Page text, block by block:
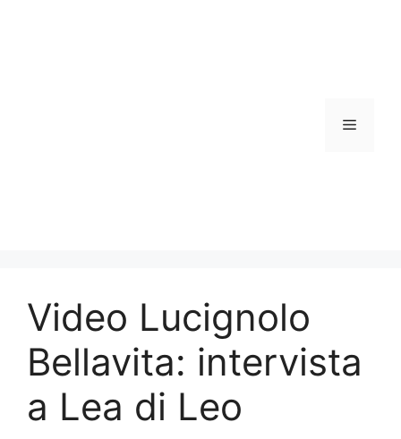
Menu
Video Lucignolo
Bellavita: intervista
a Lea di Leo